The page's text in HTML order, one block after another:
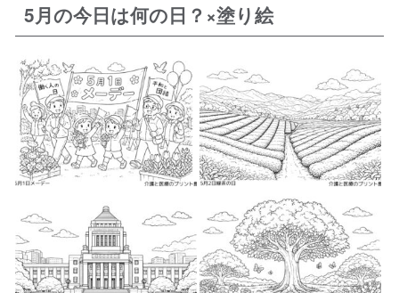
5月の今日は何の日？×塗り絵
2026-04-26 2026-04-27
2026-04-27 2026-04-27